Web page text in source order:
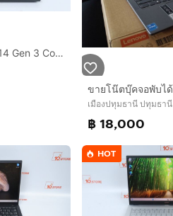
Lenovo ThinkPad L14 Gen 3 Core i7-1255U RAM24.1TB
เมืองปทุมธานี ปทุมธานี
฿ 18,000
HOT